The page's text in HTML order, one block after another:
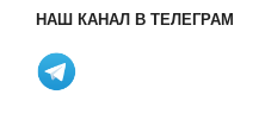
НАШ КАНАЛ В ТЕЛЕГРАМ